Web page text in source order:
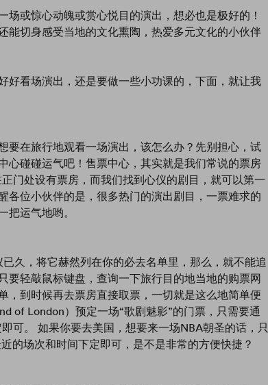
或惊心动魄或赏心悦目的演出，想必也是极好的！
能切身感受当地的文化熏陶，热爱多元文化的小伙伴
好看场演出，还是要做一些小功课的，下面，就让我
要在旅行地观看一场演出，该怎么办？先别担心，试
心碰碰运气吧！售票中心，其实就是我们常说的票房
门处设有票房，而我们找到心仪的剧目，就可以第一
各位小伙伴的是，很多热门的演出剧目，一票难求的
运气地哟。
久，将它赫然列在你的必去名单里，那么，就不能追
要轻敲鼠标键盘，查询一下旅行目的地当地的购票网
，到时候再去票房直接取票，一切就是这么地简单便
of London）预定一场“歌剧魅影”的门票，只需要通
。 如果你要去美国，想要来一场NBA朝圣的话，只
场次和时间下定即可，是不是非常的方便快捷？